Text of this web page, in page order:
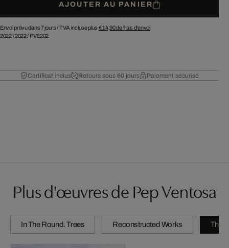
AJOUTER AU PANIER
Envoi prévu dans 7 jours /TVA incluse plus € 14,90de frais d'envoi
2022/2022/ PVE202
Certificat inclus Retours sous 60 jours Paiement sécurisé
Plus d'œuvres de Pep Ventosa
In The Round. Trees Reconstructed Works The